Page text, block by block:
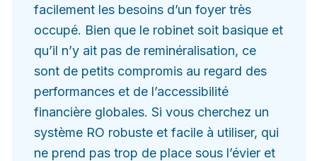
facilement les besoins d’un foyer très
occupé. Bien que le robinet soit basique et
qu’il n’y ait pas de reminéralisation, ce
sont de petits compromis au regard des
performances et de l’accessibilité
financière globales. Si vous cherchez un
système RO robuste et facile à utiliser, qui
ne prend pas trop de place sous l’évier et